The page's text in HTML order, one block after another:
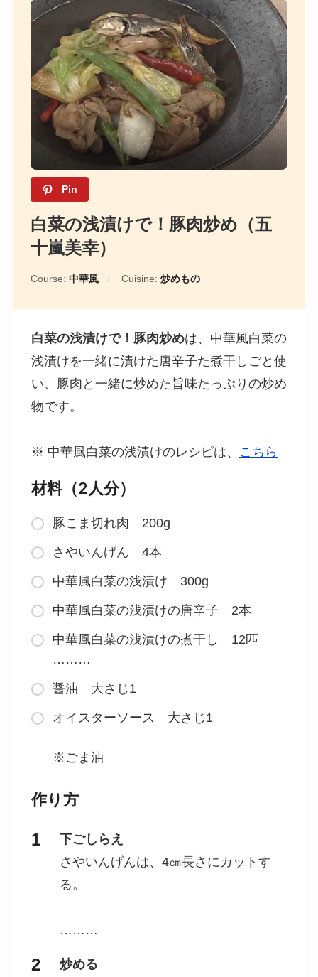
Pin
白菜の浅漬けで！豚肉炒め（五
十嵐美幸）
Course: 中華風 Cuisine: 炒めもの
白菜の浅漬けで！豚肉炒めは、中華風白菜の
浅漬けを一緒に漬けた唐辛子た煮干しごと使
い、豚肉と一緒に炒めた旨味たっぷりの炒め
物です。
※ 中華風白菜の浅漬けのレシピは、 こちら
材料（2人分）
豚こま切れ肉 200g
さやいんげん 4本
中華風白菜の浅漬け 300g
中華風白菜の浅漬けの唐辛子 2本
中華風白菜の浅漬けの煮干し 12匹
………
醤油 大さじ1
オイスターソース 大さじ1
※ごま油
作り方
下ごしらえ
さやいんげんは、4㎝長さにカットす
る。
………
炒める